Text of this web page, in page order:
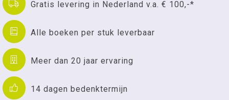
Gratis levering in Nederland v.a. € 100,-*
Alle boeken per stuk leverbaar
Meer dan 20 jaar ervaring
14 dagen bedenktermijn